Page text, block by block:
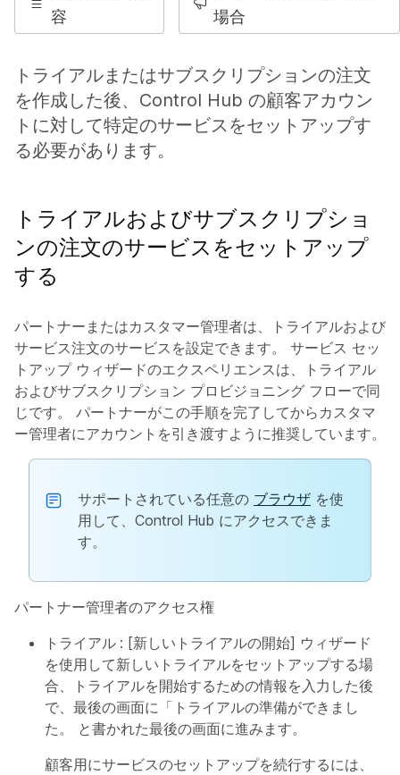
容
場合
トライアルまたはサブスクリプションの注文
を作成した後、Control Hub の顧客アカウン
トに対して特定のサービスをセットアップす
る必要があります。
トライアルおよびサブスクリプショ
ンの注文のサービスをセットアップ
する
パートナーまたはカスタマー管理者は、トライアルおよび
サービス注文のサービスを設定できます。 サービス セッ
トアップ ウィザードのエクスペリエンスは、トライアル
およびサブスクリプション プロビジョニング フローで同
じです。 パートナーがこの手順を完了してからカスタマ
ー管理者にアカウントを引き渡すように推奨しています。
サポートされている任意の ブラウザ を使
用して、Control Hub にアクセスできま
す。
パートナー管理者のアクセス権
トライアル : [新しいトライアルの開始] ウィザード
を使用して新しいトライアルをセットアップする場
合、トライアルを開始するための情報を入力した後
で、最後の画面に「トライアルの準備ができまし
た。 と書かれた最後の画面に進みます。
顧客用にサービスのセットアップを続行するには、